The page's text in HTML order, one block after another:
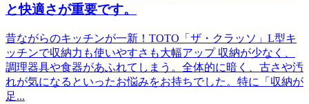
と快適さが重要です。
昔ながらのキッチンが一新！TOTO「ザ・クラッソ」L型キ
ッチンで収納力も使いやすさも大幅アップ 収納が少なく、
調理器具や食器があふれてしまう。全体的に暗く、古さや汚
れが気になるといったお悩みをお持ちでした。特に「収納が
足...